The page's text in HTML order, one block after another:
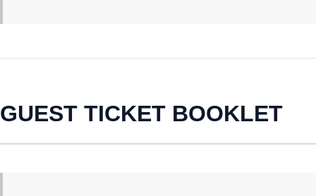
GUEST TICKET BOOKLET